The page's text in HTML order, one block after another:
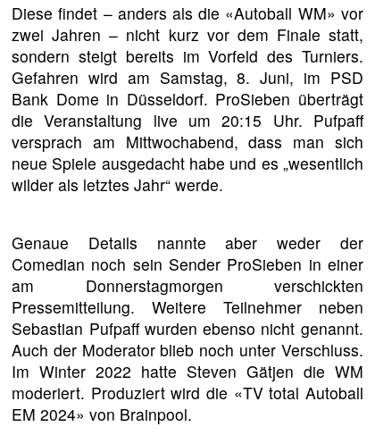
Diese findet – anders als die «Autoball WM» vor
zwei Jahren – nicht kurz vor dem Finale statt,
sondern steigt bereits im Vorfeld des Turniers.
Gefahren wird am Samstag, 8. Juni, im PSD
Bank Dome in Düsseldorf. ProSieben überträgt
die Veranstaltung live um 20:15 Uhr. Pufpaff
versprach am Mittwochabend, dass man sich
neue Spiele ausgedacht habe und es „wesentlich
wilder als letztes Jahr“ werde.
Genaue Details nannte aber weder der
Comedian noch sein Sender ProSieben in einer
am Donnerstagmorgen verschickten
Pressemitteilung. Weitere Teilnehmer neben
Sebastian Pufpaff wurden ebenso nicht genannt.
Auch der Moderator blieb noch unter Verschluss.
Im Winter 2022 hatte Steven Gätjen die WM
moderiert. Produziert wird die «TV total Autoball
EM 2024» von Brainpool.